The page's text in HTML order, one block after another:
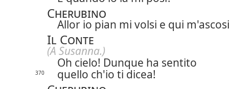
Cherubino
Allor io pian mi volsi e qui
Il Conte
(A Susanna.)
Oh cielo! Dunque ha sentito
370 quello ch'io ti dicea!